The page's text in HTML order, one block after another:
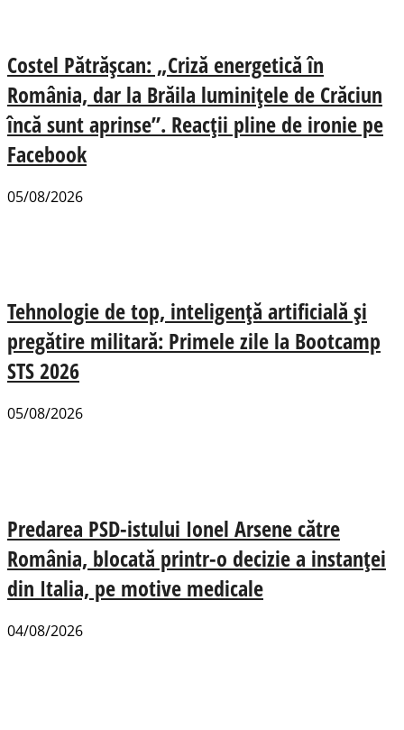
Costel Pătrășcan: „Criză energetică în
România, dar la Brăila luminițele de Crăciun
încă sunt aprinse”. Reacții pline de ironie pe
Facebook
05/08/2026
Tehnologie de top, inteligență artificială și
pregătire militară: Primele zile la Bootcamp
STS 2026
05/08/2026
Predarea PSD-istului Ionel Arsene către
România, blocată printr-o decizie a instanței
din Italia, pe motive medicale
04/08/2026